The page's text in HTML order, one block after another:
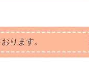
ります。